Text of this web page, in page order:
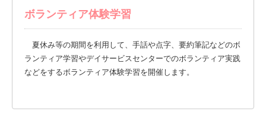
ボランティア体験学習
夏休み等の期間を利用して、手話や点字、要約筆記などのボ
ランティア学習やデイサービスセンターでのボランティア実践
などをするボランティア体験学習を開催します。